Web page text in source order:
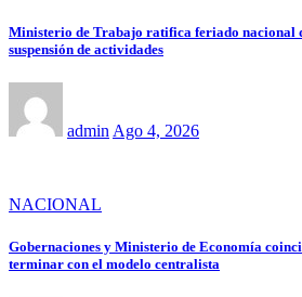
Ministerio de Trabajo ratifica feriado nacional
suspensión de actividades
admin Ago 4, 2026
NACIONAL
Gobernaciones y Ministerio de Economía
terminar con el modelo centralista